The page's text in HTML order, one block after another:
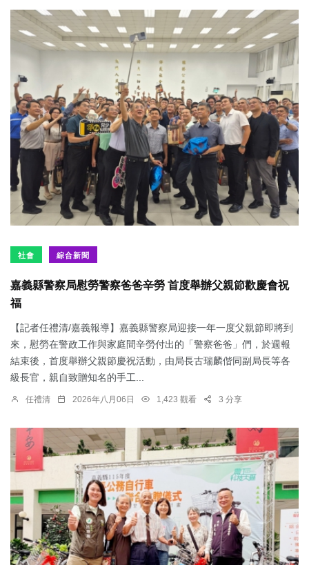
社會 綜合新聞
嘉義縣警察局慰勞警察爸爸辛勞 首度舉辦父親節歡慶會祝
福
【記者任禮清/嘉義報導】嘉義縣警察局迎接一年一度父親節即將到
來，慰勞在警政工作與家庭間辛勞付出的「警察爸爸」們，於週報
結束後，首度舉辦父親節慶祝活動，由局長古瑞麟偕同副局長等各
級長官，親自致贈知名的手工...
任禮清 2026年八月06日 1,423 觀看 3 分享